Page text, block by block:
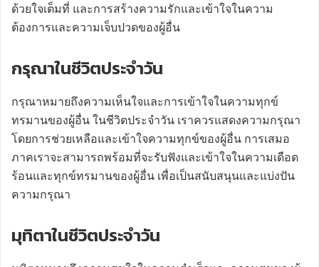
ด้วยใจเต็มที่ และการสร้างความรักและเข้าใจในความ
ต้องการและความเจ็บปวดของผู้อื่น
กรุณาในชีวิตประจำวัน
กรุณาหมายถึงความเห็นใจและการเข้าใจในความทุกข์
ทรมานของผู้อื่น ในชีวิตประจำวัน เราควรแสดงความกรุณา
โดยการช่วยเหลือและเข้าใจความทุกข์ของผู้อื่น การเสมอ
ภาคเราจะสามารถพร้อมที่จะรับฟังและเข้าใจในความเดือด
ร้อนและทุกข์ทรมานของผู้อื่น เพื่อเป็นสนับสนุนและแบ่งปัน
ความกรุณา
มุทิตาในชีวิตประจำวัน